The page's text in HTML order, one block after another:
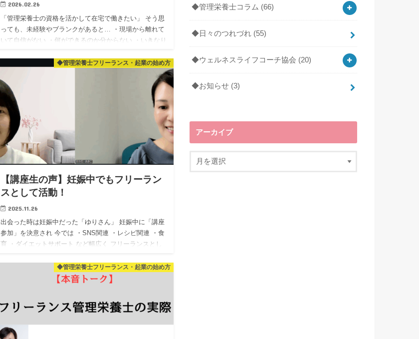
2026.02.26
「管理栄養士の資格を活かして在宅で働きたい」 そう思
っても、未経験やブランクがあると… ・現場から離れて
いて自信がない ・何ができるのか分からない ・いきなり
◆管理栄養士フリーランス・起業の始め方
【講座生の声】妊娠中でもフリーラン
スとして活動！
2025.11.26
出会った時は妊娠中だった「ゆりさん」 妊娠中に「講座
参加」を決意され 今では ・SNS関連 ・レシピ関連 ・食
育 ・ダイエットサポート など幅広く フリーランスとし
◆管理栄養士フリーランス・起業の始め方
◆管理栄養士コラム (66)
◆日々のつれづれ (55)
◆ウェルネスライフコーチ協会 (20)
◆お知らせ (3)
アーカイブ